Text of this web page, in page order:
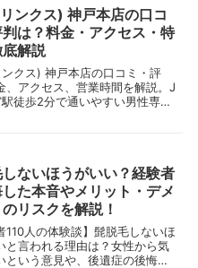
ンクス) 神戸本店の口コ
判は？料金・アクセス・特
解説
ンクス) 神戸本店の口コミ・評
、アクセス、営業時間を解説。J
駅徒歩2分で通いやすい男性専門
介します。
ないほうがいい？経験者
た本音やメリット・デメ
リスクを解説！
110人の体験談】髭脱毛しないほ
と言われる理由は？女性から気
という意見や、後遺症の後悔＆